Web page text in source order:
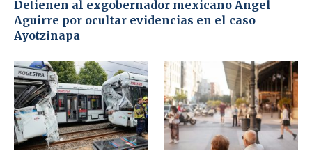
Detienen al exgobernador mexicano Ángel
Aguirre por ocultar evidencias en el caso
Ayotzinapa